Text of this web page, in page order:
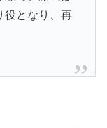
役となり、再